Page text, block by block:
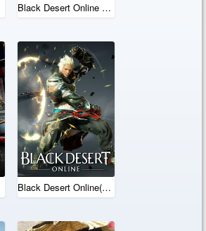
Black Desert Online PS4
Black Desert Online(SEA)